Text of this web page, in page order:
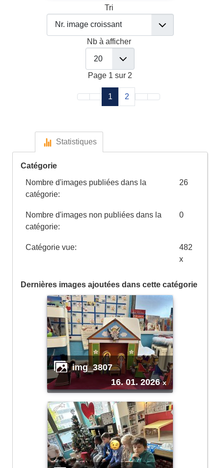
Tri
Nb à afficher
Page 1 sur 2
1 2
Statistiques
Catégorie
Nombre d'images publiées dans la
catégorie:
26
Nombre d'images non publiées dans la
catégorie:
0
Catégorie vue:
482
x
Dernières images ajoutées dans cette catégorie
img_3807
16. 01. 2026x